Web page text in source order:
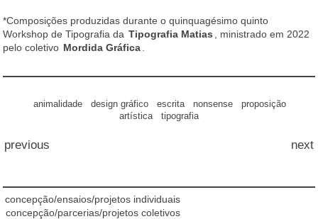
*Composições produzidas durante o quinquagésimo quinto
Workshop de Tipografia da Tipografia Matias
, ministrado em 2022
pelo coletivo Mordida Gráfica
animalidade design gráfico escrita nonsense
proposição
artística
tipografia
previous next
concepção/ensaios/projetos individuais
concepção/parcerias/projetos coletivos